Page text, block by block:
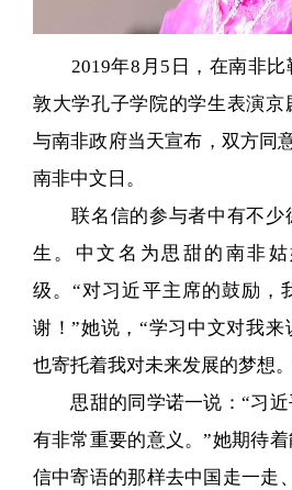
2019年8月5日，在南非比
敦大学孔子学院的学生表演京
与南非政府当天宣布，双方同
南非中文日。
联名信的参与者中有不少
生。中文名为思甜的南非
级。“对习近平主席的鼓励，
谢！”她说，“学习中文对我来
也寄托着我对未来发展的梦想
思甜的同学诺一说：“习近
有非常重要的意义。”她期待
信中寄语的那样去中国走一走